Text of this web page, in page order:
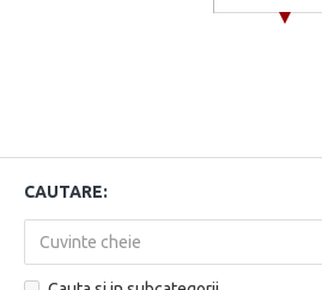
CAUTARE: